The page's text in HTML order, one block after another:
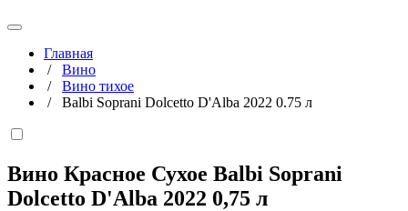
Главная
/ Вино
/ Вино тихое
/ Balbi Soprani Dolcetto D'Alba 2022 0.75 л
Вино Красное Сухое Balbi Soprani
Dolcetto D'Alba 2022 0,75 л